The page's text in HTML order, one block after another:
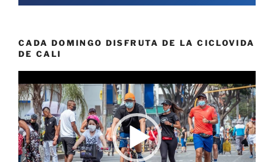
CADA DOMINGO DISFRUTA DE LA CICLOVIDA
DE CALI
de
vídeo